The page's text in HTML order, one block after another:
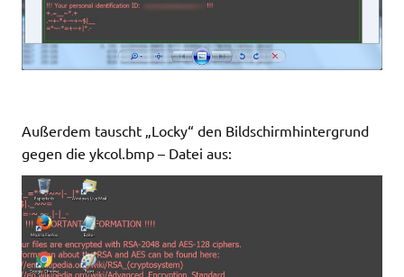
Außerdem tauscht „Locky“ den Bildschirmhintergrund
gegen die ykcol.bmp – Datei aus: